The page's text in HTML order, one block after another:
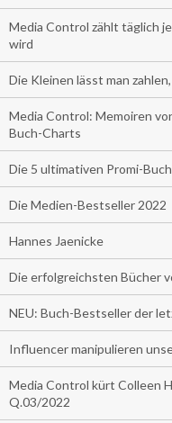
Media Control zählt täglich
wird
Die Kleinen lässt man
Media Control: Memoiren
Buch-Charts
Die 5 ultimativen Promi-
Die Medien-Bestseller 2022
Hannes Jaenicke
Die erfolgreichsten Bücher
NEU: Buch-Bestseller der
Influencer manipulieren
Media Control kürt Colleen
Q.03/2022